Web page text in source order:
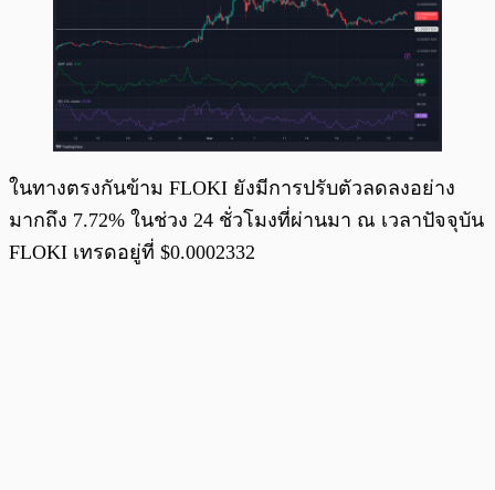
ในทางตรงกันข้าม FLOKI ยังมีการปรับตัวลดลงอย่าง
มากถึง 7.72% ในช่วง 24 ชั่วโมงที่ผ่านมา ณ เวลาปัจจุบัน
FLOKI เทรดอยู่ที่ $0.0002332